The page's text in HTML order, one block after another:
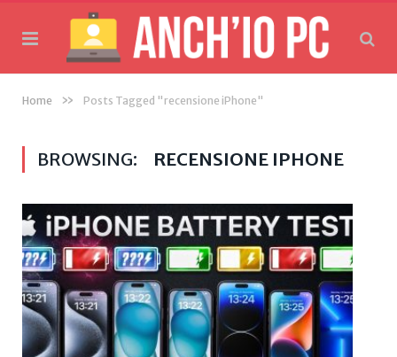
Home » Posts Tagged "recensione iPhone"
BROWSING: RECENSIONE IPHONE